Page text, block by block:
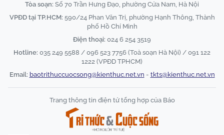
Tòa soạn: Số 70 Trần Hưng Đạo, phường Cửa Nam, Hà Nội
VPĐD tại TP.HCM: 590/24 Phan Văn Trị, phường Hạnh Thông, Thành
phố Hồ Chí Minh
Điện thoại: 024 6 254 3519
Hotline: 035 249 5588 / 096 523 7756 (Toà soạn Hà Nội) / 091 122
1222 (VPĐD TPHCM)
Email: baotrithuccuocsong@kienthuc.net.vn - tkts@kienthuc.net.vn
Trang thông tin điện tử tổng hợp của Báo